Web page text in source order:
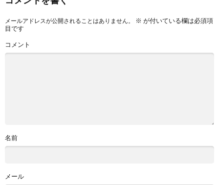
メールアドレスが公開されることはありません。 ※ が付いている欄は必須項
目です
コメント
名前
メール